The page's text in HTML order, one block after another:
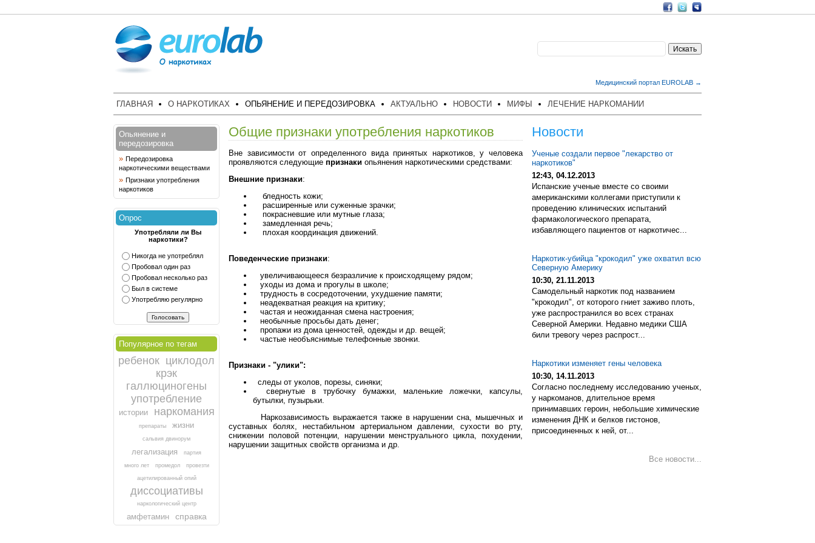
Медицинский портал EUROLAB →
ГЛАВНАЯ О НАРКОТИКАХ ОПЬЯНЕНИЕ И ПЕРЕДОЗИРОВКА АКТУАЛЬНО НОВОСТИ МИФЫ ЛЕЧЕНИЕ НАРКОМАНИИ
Опьянение и
передозировка
» Передозировка
наркотическими веществами
» Признаки употребления
наркотиков
Опрос
Употребляли ли Вы
наркотики?
Никогда не употреблял
Пробовал один раз
Пробовал несколько раз
Был в системе
Употребляю регулярно
Популярное по тегам
ребенок циклодол
крэк
галлюциногены
употребление
истории наркомания
препараты жизни
сальвия двинорум
легализация партия
много лет промедол провезти
ацетилированный опий
диссоциативы
наркологический центр
амфетамин справка
Общие признаки употребления наркотиков
Вне зависимости от определенного вида принятых наркотиков, у человека
проявляются следующие признаки опьянения наркотическими средствами:
Внешние признаки:
бледность кожи;
расширенные или суженные зрачки;
покрасневшие или мутные глаза;
замедленная речь;
плохая координация движений.
Поведенческие признаки:
увеличивающееся безразличие к происходящему рядом;
уходы из дома и прогулы в школе;
трудность в сосредоточении, ухудшение памяти;
неадекватная реакция на критику;
частая и неожиданная смена настроения;
необычные просьбы дать денег;
пропажи из дома ценностей, одежды и др. вещей;
частые необъяснимые телефонные звонки.
Признаки - "улики":
следы от уколов, порезы, синяки;
свернутые в трубочку бумажки, маленькие ложечки, капсулы,
бутылки, пузырьки.
Наркозависимость выражается также в нарушении сна, мышечных и
суставных болях, нестабильном артериальном давлении, сухости во рту,
снижении половой потенции, нарушении менструального цикла, похудении,
нарушении защитных свойств организма и др.
Новости
Ученые создали первое "лекарство от
наркотиков"
12:43, 04.12.2013
Испанские ученые вместе со своими
американскими коллегами приступили к
проведению клинических испытаний
фармакологического препарата,
избавляющего пациентов от наркотичес...
Наркотик-убийца "крокодил" уже охватил всю
Северную Америку
10:30, 21.11.2013
Самодельный наркотик под названием
"крокодил", от которого гниет заживо плоть,
уже распространился во всех странах
Северной Америки. Недавно медики США
били тревогу через распрост...
Наркотики изменяет гены человека
10:30, 14.11.2013
Согласно последнему исследованию ученых,
у наркоманов, длительное время
принимавших героин, небольшие химические
изменения ДНК и белков гистонов,
присоединенных к ней, от...
Все новости...